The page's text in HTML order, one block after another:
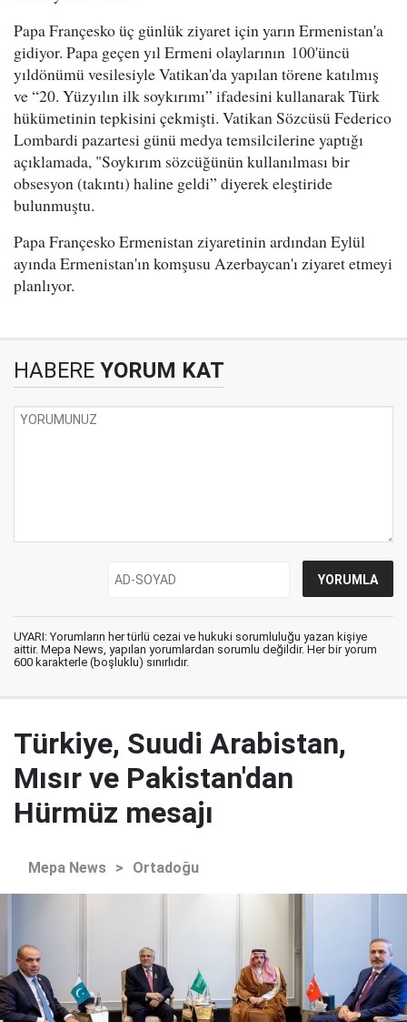
Papa Françesko üç günlük ziyaret için yarın Ermenistan'a
gidiyor. Papa geçen yıl Ermeni olaylarının 100'üncü
yıldönümü vesilesiyle Vatikan'da yapılan törene katılmış
ve “20. Yüzyılın ilk soykırımı” ifadesini kullanarak Türk
hükümetinin tepkisini çekmişti. Vatikan Sözcüsü Federico
Lombardi pazartesi günü medya temsilcilerine yaptığı
açıklamada, "Soykırım sözcüğünün kullanılması bir
obsesyon (takıntı) haline geldi” diyerek eleştiride
bulunmuştu.
Papa Françesko Ermenistan ziyaretinin ardından Eylül
ayında Ermenistan'ın komşusu Azerbaycan'ı ziyaret etmeyi
planlıyor.
HABERE YORUM KAT
UYARI: Yorumların her türlü cezai ve hukuki sorumluluğu yazan kişiye
aittir. Mepa News, yapılan yorumlardan sorumlu değildir. Her bir yorum
600 karakterle (boşluklu) sınırlıdır.
Türkiye, Suudi Arabistan,
Mısır ve Pakistan'dan
Hürmüz mesajı
Mepa News > Ortadoğu